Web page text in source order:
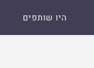
היו שותפים